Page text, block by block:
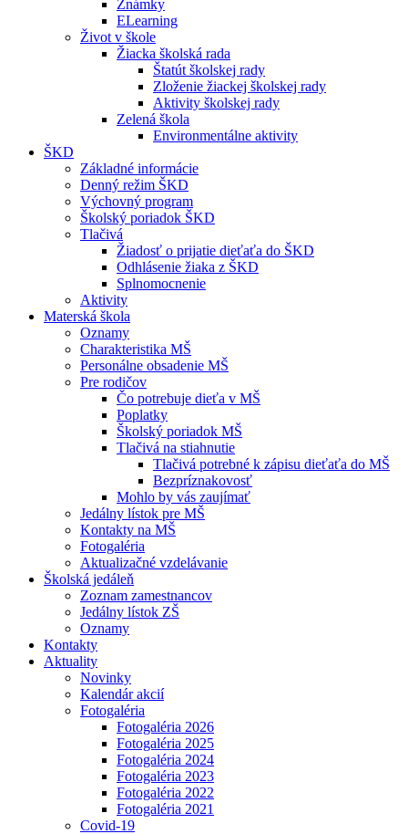
Známky
ELearning
Život v škole
Žiacka školská rada
Štatút školskej rady
Zloženie žiackej školskej rady
Aktivity školskej rady
Zelená škola
Environmentálne aktivity
ŠKD
Základné informácie
Denný režim ŠKD
Výchovný program
Školský poriadok ŠKD
Tlačivá
Žiadosť o prijatie dieťaťa do ŠKD
Odhlásenie žiaka z ŠKD
Splnomocnenie
Aktivity
Materská škola
Oznamy
Charakteristika MŠ
Personálne obsadenie MŠ
Pre rodičov
Čo potrebuje dieťa v MŠ
Poplatky
Školský poriadok MŠ
Tlačivá na stiahnutie
Tlačivá potrebné k zápisu dieťaťa do MŠ
Bezpríznakovosť
Mohlo by vás zaujímať
Jedálny lístok pre MŠ
Kontakty na MŠ
Fotogaléria
Aktualizačné vzdelávanie
Školská jedáleň
Zoznam zamestnancov
Jedálny lístok ZŠ
Oznamy
Kontakty
Aktuality
Novinky
Kalendár akcií
Fotogaléria
Fotogaléria 2026
Fotogaléria 2025
Fotogaléria 2024
Fotogaléria 2023
Fotogaléria 2022
Fotogaléria 2021
Covid-19